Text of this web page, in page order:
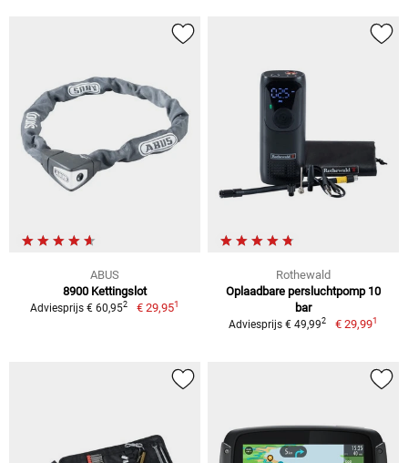
ABUS
8900 Kettingslot
Adviesprijs € 60,952 € 29,951
Rothewald
Oplaadbare persluchtpomp 10
bar
Adviesprijs € 49,992 € 29,991